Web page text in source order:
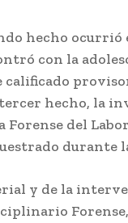
hecho ocurrió
con la
tercer hecho, la
del
durante
y de la
Forense,